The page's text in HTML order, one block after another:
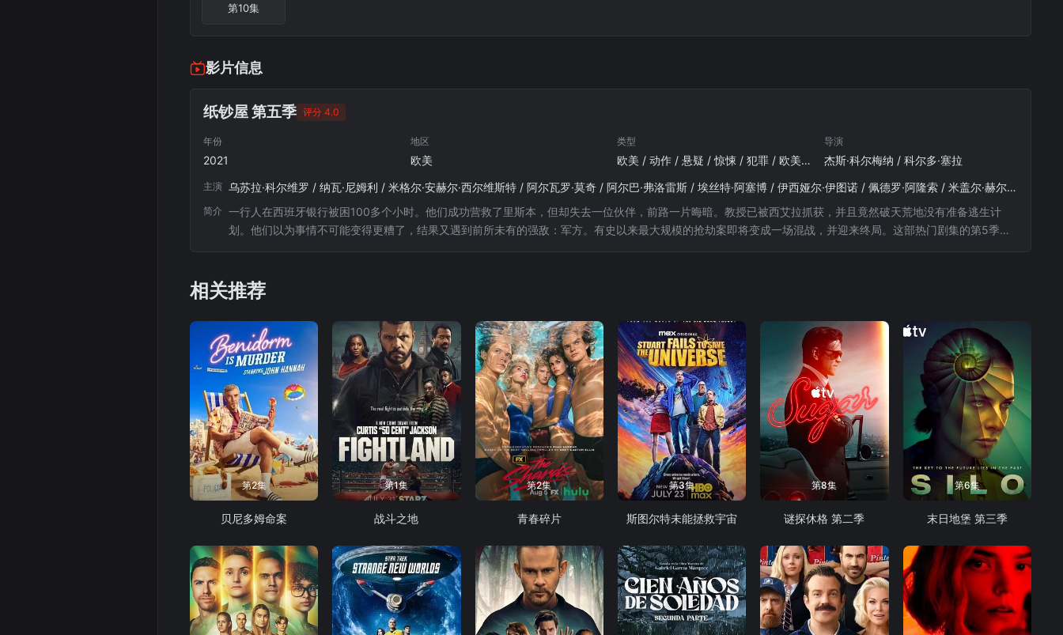
第10集
影片信息
纸钞屋 第五季 评分 4.0
年份
2021
地区
欧美
类型
欧美 / 动作 / 悬疑 / 惊悚 / 犯罪 / 欧美剧
导演
杰斯·科尔梅纳 / 科尔多·塞拉
主演 乌苏拉·科尔维罗 / 纳瓦·尼姆利 / 米格尔·安赫尔·西尔维斯特 / 阿尔瓦罗·莫奇 / 阿尔巴·弗洛雷斯 / 埃丝特·阿塞博 / 伊西娅尔·伊图诺 / 佩德罗·阿隆索 / 米盖尔·赫尔南 / 海因米·洛伦特 / 贝伦·奎斯塔 / 恩里克·阿尔切 / 霍威克·库区科利安 / 达尔科.佩里克 / 罗德里戈·德拉·塞尔纳 / 帕特里克·克里亚多 / 卢卡·佩洛斯 / 费尔南多·卡约 / 阿尔维托·阿玛里利亚 / José / Manuel / Seda
简介 一行人在西班牙银行被困100多个小时。他们成功营救了里斯本，但却失去一位伙伴，前路一片晦暗。教授已被西艾拉抓获，并且竟然破天荒地没有准备逃生计
划。他们以为事情不可能变得更糟了，结果又遇到前所未有的强敌：军方。有史以来最大规模的抢劫案即将变成一场混战，并迎来终局。这部热门剧集的第5季将
相关推荐
第2集
贝尼多姆命案
第1集
战斗之地
第2集
青春碎片
第3集
斯图尔特未能拯救宇宙
第8集
谜探休格 第二季
第6集
末日地堡 第三季